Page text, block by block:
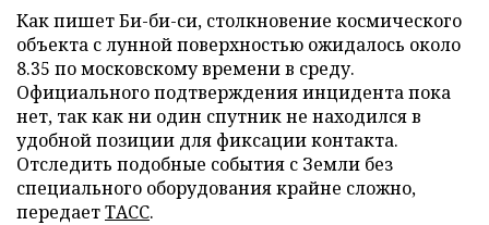
Как пишет Би-би-си, столкновение космического
объекта с лунной поверхностью ожидалось около
8.35 по московскому времени в среду.
Официального подтверждения инцидента пока
нет, так как ни один спутник не находился в
удобной позиции для фиксации контакта.
Отследить подобные события с Земли без
специального оборудования крайне сложно,
передаетТАСС.